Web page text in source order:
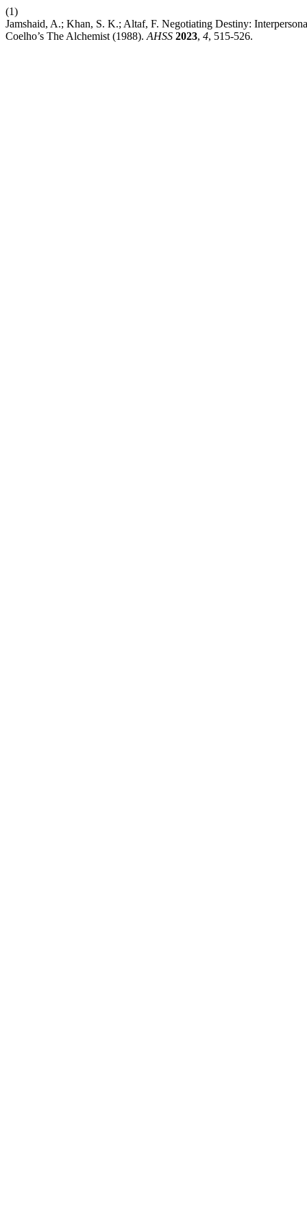
(1)
Jamshaid, A.; Khan, S. K.; Altaf, F. Negotiating Destiny:
Coelho’s The Alchemist (1988). AHSS 2023, 4, 515-526.